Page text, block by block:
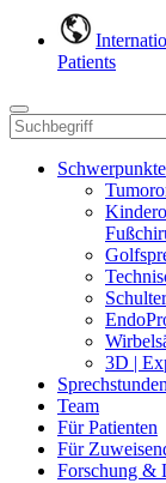
Patients
Schwerpunkte
3D |
Team
Für Patienten
Für
Forschung &